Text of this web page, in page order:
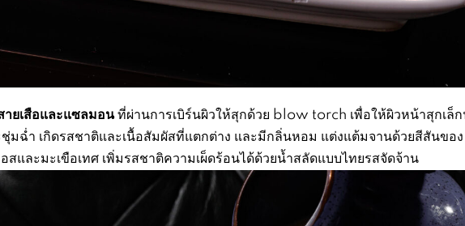
ายเสือและแซลมอนที่ผ่านการเบิร์นผิวให้สุกด้วย blow torch เพื่อให้ผิวหน้าสุกเล็
มฉ่ำ เกิดรสชาติและเนื้อสัมผัสที่แตกต่าง และมีกลิ่นหอม แต่งแต้มจานด้วยสีสันของ
และมะเขือเทศ เพิ่มรสชาติความเผ็ดร้อนได้ด้วยน้ำสลัดแบบไทยรสจัดจ้าน